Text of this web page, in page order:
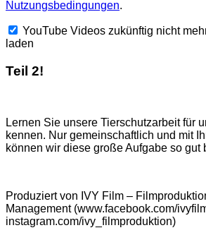
Nutzungsbedingungen.
YouTube Videos zukünftig nicht
laden
Teil 2!
Lernen Sie unsere Tierschutzarbeit für
kennen. Nur gemeinschaftlich und mit
können wir diese große Aufgabe so gut
Produziert von IVY Film –
Management (www.facebook.com/
instagram.com/ivy_filmproduktion)